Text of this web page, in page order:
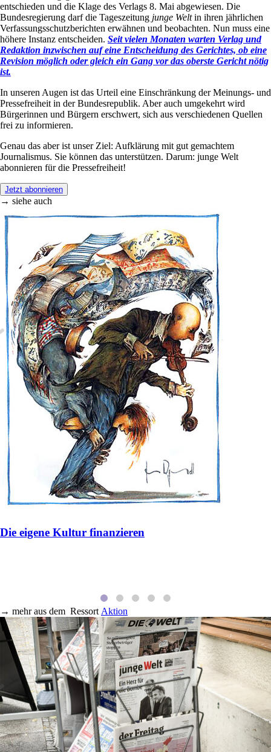
entschieden und die Klage des Verlags 8. Mai abgewiesen. Die
Bundesregierung darf die Tageszeitung junge Weltin ihren jährlichen
Verfassungsschutzberichten erwähnen und beobachten. Nun muss eine
höhere Instanz entscheiden. Seit vielen Monaten warten Verlag und
Redaktion inzwischen auf eine Entscheidung des Gerichtes, ob eine
Revision möglich oder gleich ein Gang vor das oberste Gericht nötig
ist.
In unseren Augen ist das Urteil eine Einschränkung der Meinungs- und
Pressefreiheit in der Bundesrepublik. Aber auch umgekehrt wird
Bürgerinnen und Bürgern erschwert, sich aus verschiedenen Quellen
frei zu informieren.
Genau das aber ist unser Ziel: Aufklärung mit gut gemachtem
Journalismus. Sie können das unterstützen. Darum: junge Welt
abonnieren für die Pressefreiheit!
Jetzt abonnieren
→ siehe auch
Die eigene Kultur finanzieren
→ mehr aus dem Ressort Aktion